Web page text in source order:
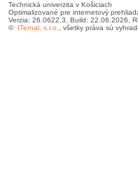
Technická univerzita v Košiciach
Optimalizované pre internetový
Verzia: 26.0622.3, Build: 22.06.2026,
© ITernal, s.r.o. , všetky práva sú